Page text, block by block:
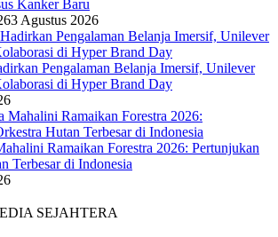
Kanker Baru
3 Agustus 2026
Pengalaman Belanja Imersif, Unilever
di Hyper Brand Day
Ramaikan Forestra 2026: Pertunjukan
Terbesar di Indonesia
SEJAHTERA